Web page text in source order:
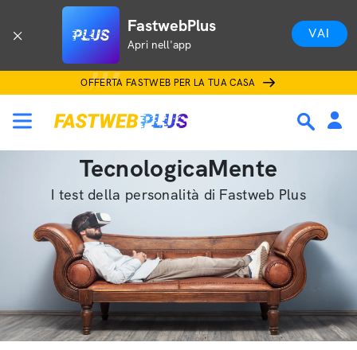
FastwebPlus
Apri nell'app
VAI
OFFERTA FASTWEB PER LA TUA CASA
TecnologicaMente
I test della personalità di Fastweb Plus